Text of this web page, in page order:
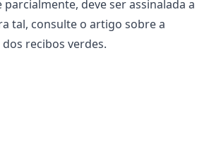
deve ser assinalada a
tal, consulte o artigo sobre a
recibos verdes.